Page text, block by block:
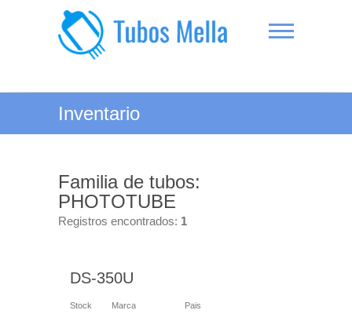
Tubos Mella
Inventario
Familia de tubos:
PHOTOTUBE
Registros encontrados: 1
DS-350U
Stock Marca
Pais